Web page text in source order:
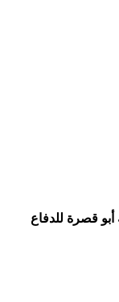
أبو قصرة للدفاع